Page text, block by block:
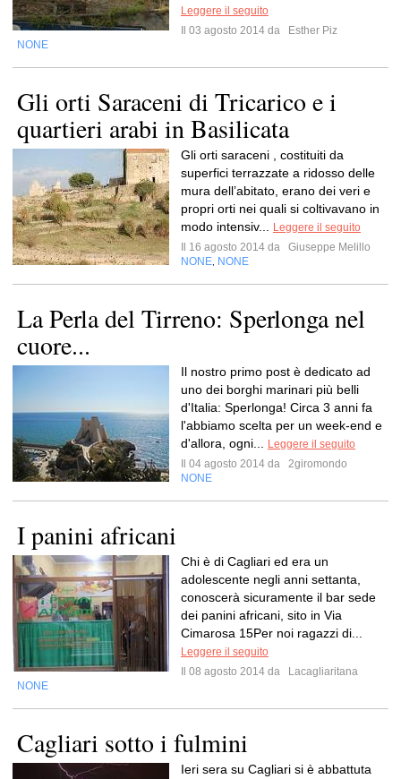
Leggere il seguito
Il 03 agosto 2014 da
Esther Piz
NONE
Gli orti Saraceni di Tricarico e i
quartieri arabi in Basilicata
Gli orti saraceni , costituiti da
superfici terrazzate a ridosso delle
mura dell’abitato, erano dei veri e
propri orti nei quali si coltivavano in
modo intensiv...
Leggere il seguito
Il 16 agosto 2014 da
Giuseppe Melillo
NONE NONE
La Perla del Tirreno: Sperlonga nel
cuore...
Il nostro primo post è dedicato ad
uno dei borghi marinari più belli
d'Italia: Sperlonga! Circa 3 anni fa
l'abbiamo scelta per un week-end e
d'allora, ogni...
Leggere il seguito
Il 04 agosto 2014 da
2giromondo
NONE
I panini africani
Chi è di Cagliari ed era un
adolescente negli anni settanta,
conoscerà sicuramente il bar sede
dei panini africani, sito in Via
Cimarosa 15Per noi ragazzi di...
Leggere il seguito
Il 08 agosto 2014 da
Lacagliaritana
NONE
Cagliari sotto i fulmini
Ieri sera su Cagliari si è abbattuta